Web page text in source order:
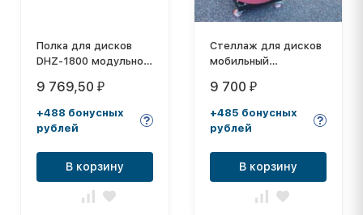
Полка для дисков
DHZ-1800 модульной
9 769,50 ₽
+488 бонусных
рублей
В корзину
Стеллаж для дисков
мобильный
9 700 ₽
+485 бонусных
рублей
В корзину